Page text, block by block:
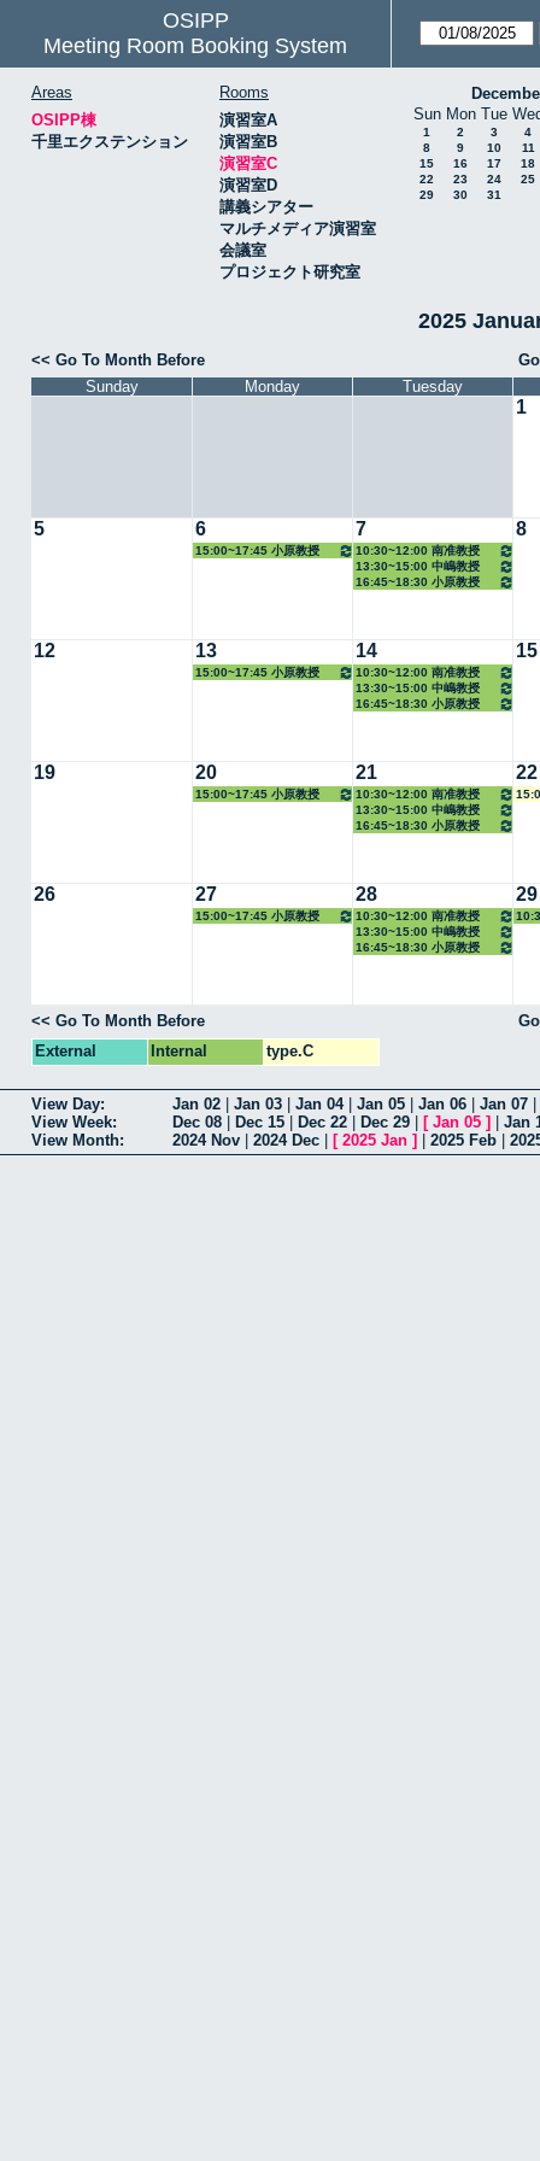
OSIPP
Meeting Room Booking System
Areas
OSIPP棟
千里エクステンション
Rooms
演習室A
演習室B
演習室C
演習室D
講義シアター
マルチメディア演習室
会議室
プロジェクト研究室
Sun Mon Tue
1 2 3
4
8
9 10
11
15
16 17
18
22
23 24
25
29
30 31
2025
<< Go To Month Before
Sunday
Monday Tuesday
1
5 6
15:00~17:45 小原教授
7
10:30~12:00 南准教授
13:30~15:00 中嶋教授
16:45~18:30 小原教授
8
12 13
15:00~17:45 小原教授
14
10:30~12:00 南准教授
13:30~15:00 中嶋教授
16:45~18:30 小原教授
15
19 20
15:00~17:45 小原教授
21
10:30~12:00 南准教授
13:30~15:00 中嶋教授
16:45~18:30 小原教授
22
26 27
15:00~17:45 小原教授
28
10:30~12:00 南准教授
13:30~15:00 中嶋教授
16:45~18:30 小原教授
29
<< Go To Month Before
External
Internal type.C
View Day: Jan 02 Jan 03 Jan 04| Jan 05 Jan 06 Jan 07
View Week:
Dec 08 Dec 15 Dec 22 Dec 29 [ Jan 05 ]
Jan
View Month:
2024 Nov 2024 Dec [ 2025 Jan ] 2025 Feb